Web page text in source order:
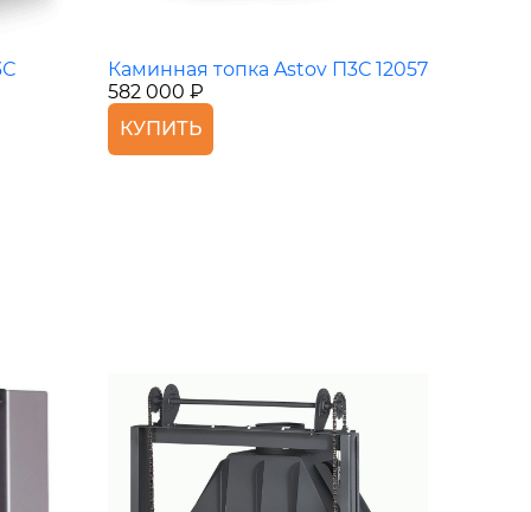
Каминная топка Astov П3С 12057
582 000 ₽
КУПИТЬ